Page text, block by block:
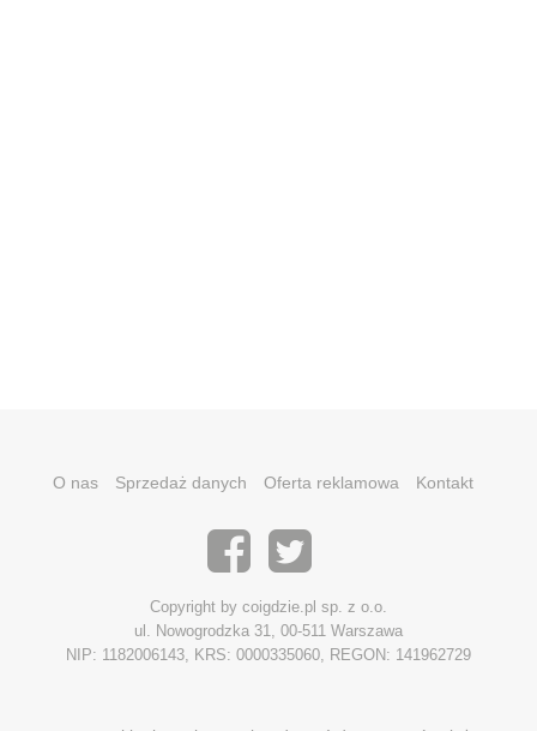
O nas Sprzedaż danych Oferta reklamowa Kontakt
Copyright by coigdzie.pl sp. z o.o.
ul. Nowogrodzka 31, 00-511 Warszawa
NIP: 1182006143, KRS: 0000335060, REGON: 141962729